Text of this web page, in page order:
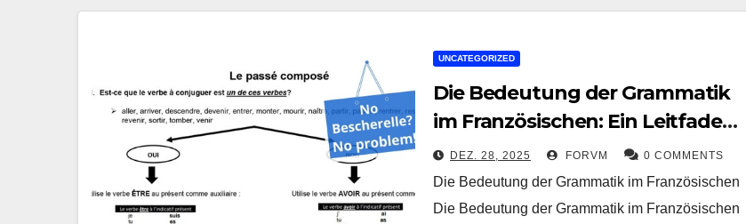
UNCATEGORIZED
Die Bedeutung der Grammatik
im Französischen: Ein Leitfaden
für Sprachlernende
DEZ. 28, 2025 FORVM 0 COMMENTS
Die Bedeutung der Grammatik im Französischen
Die Bedeutung der Grammatik im Französischen